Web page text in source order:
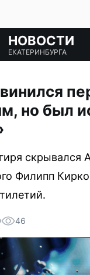
НОВОСТИ
ЕКАТЕРИНБУРГА
но был
скрывался
Филипп
46